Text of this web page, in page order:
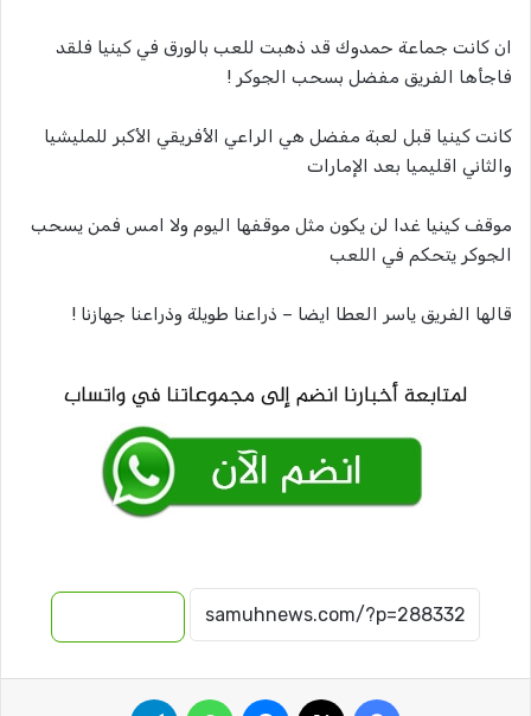
ان كانت جماعة حمدوك قد ذهبت للعب بالورق في كينيا فلقد
فاجأها الفريق مفضل بسحب الجوكر !
كانت كينيا قبل لعبة مفضل هي الراعي الأفريقي الأكبر للمليشيا
والثاني اقليميا بعد الإمارات
موقف كينيا غدا لن يكون مثل موقفها اليوم ولا امس فمن يسحب
الجوكر يتحكم في اللعب
قالها الفريق ياسر العطا ايضا – ذراعنا طويلة وذراعنا جهازنا !
فيسبوك ماسنجر واتساب